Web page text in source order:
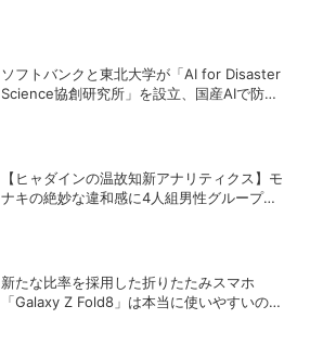
ソフトバンクと東北大学が「AI for Disaster
Science協創研究所」を設立、国産AIで防災
【ヒャダインの温故知新アナリティクス】モ
ナキの絶妙な違和感に4人組男性グループの
新たな比率を採用した折りたたみスマホ
「Galaxy Z Fold8」は本当に使いやすいの